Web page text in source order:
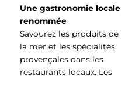
Une gastronomie locale
renommée
Savourez les produits de
la mer et les spécialités
provençales dans les
restaurants locaux. Les